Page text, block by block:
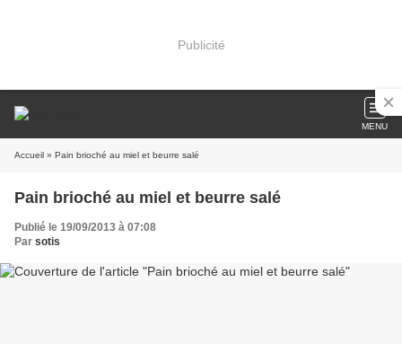
Publicité
MENU
Accueil » Pain brioché au miel et beurre salé
Pain brioché au miel et beurre salé
Publié le 19/09/2013 à 07:08
Par sotis